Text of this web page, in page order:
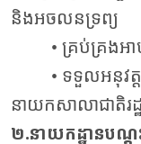
និងអចលនទ្រព្យ
• គ្រប់គ្រងអាហា
• ទទួលអនុវត្តភ
នាយកសាលាជាតិរ
២.នាយកដ្ឋានបណ្